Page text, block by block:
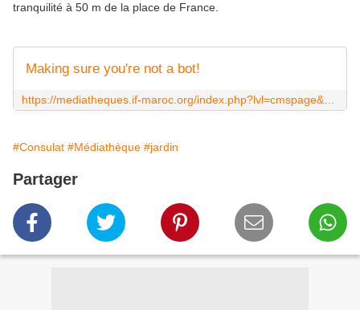
tranquilité à 50 m de la place de France.
Making sure you're not a bot!
#Consulat #Médiathèque #jardin
Partager